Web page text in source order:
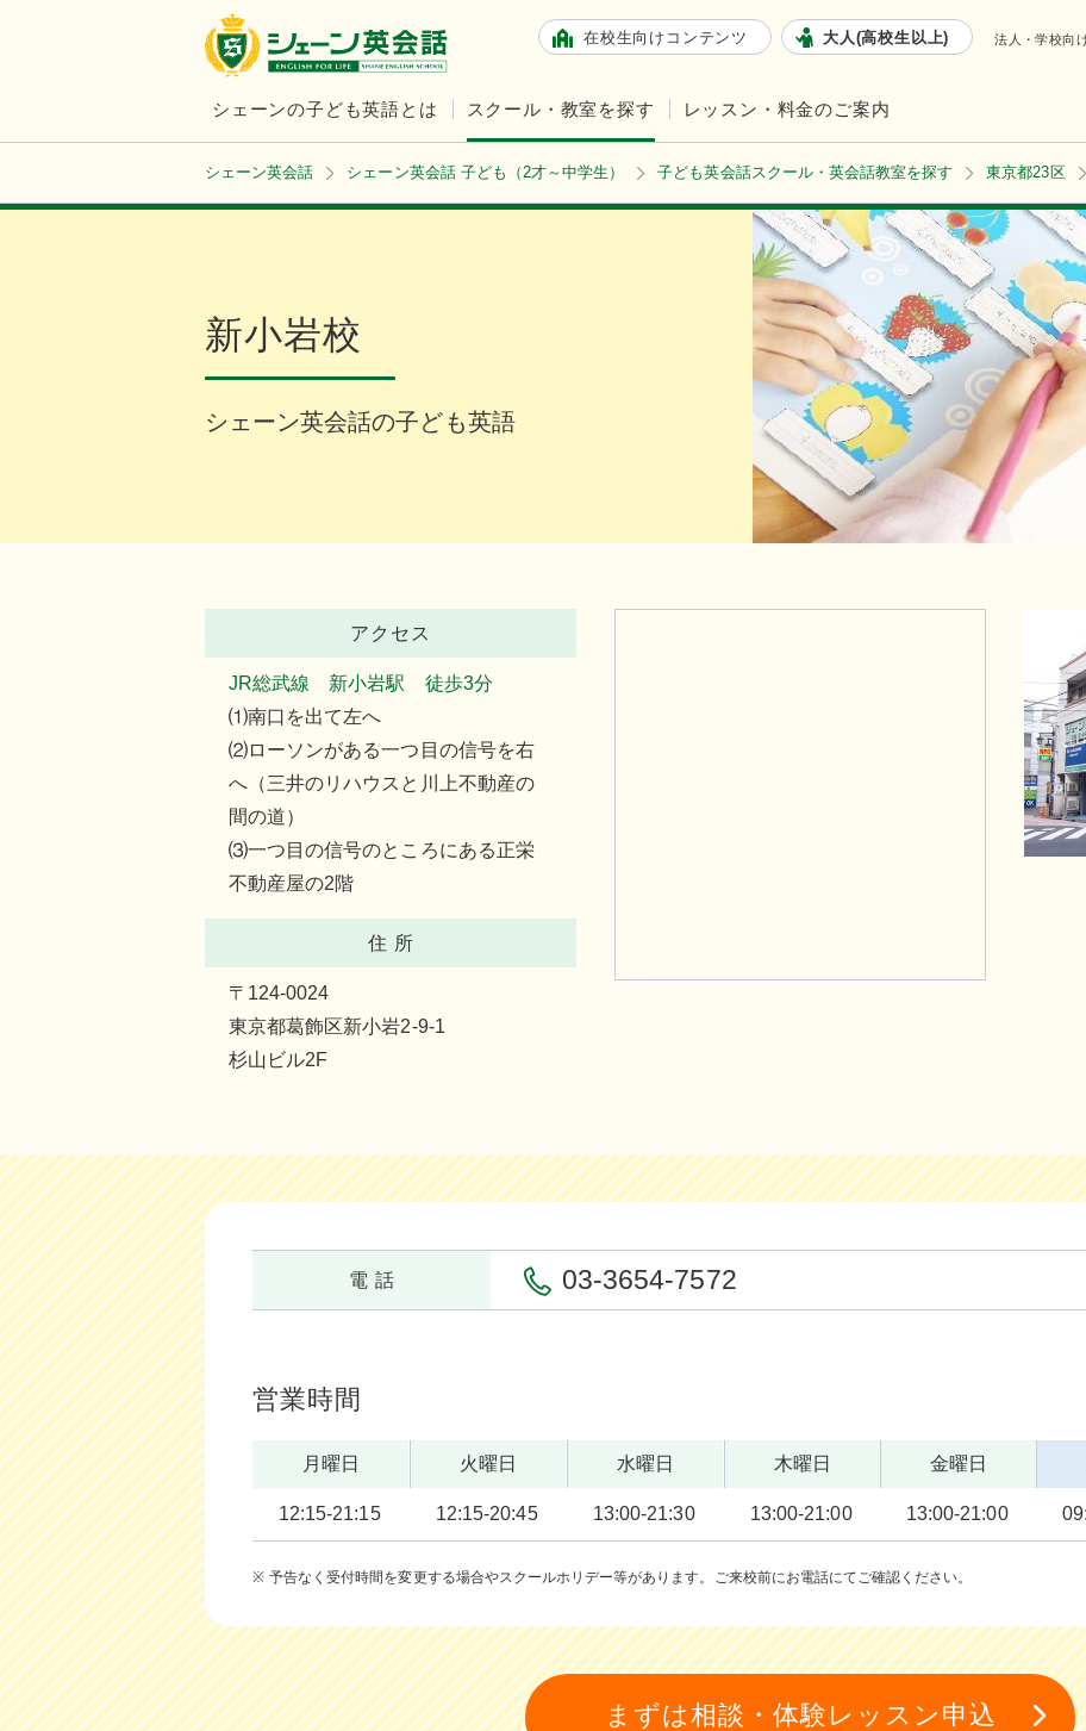
在校生向けコンテンツ 大人(高校生以上) 法人・学校向
シェーンの子ども英語とは スクール・教室を探す レッスン・料金のご案内
シェーン英会話 シェーン英会話 子ども（2才～中学生） 子ども英会話スクール・英会話教室を探す 東京都23区
シェーン英会話の子ども英語
新小岩校
アクセス
JR総武線 新小岩駅 徒歩3分
⑴南口を出て左へ
⑵ローソンがある一つ目の信号を右
へ（三井のリハウスと川上不動産の
間の道）
⑶一つ目の信号のところにある正栄
不動産屋の2階
住 所
〒124-0024
東京都葛飾区新小岩2-9-1
杉山ビル2F
電 話 03-3654-7572
営業時間
月曜日
12:15-21:15
火曜日
12:15-20:45
水曜日
13:00-21:30
木曜日
13:00-21:00
金曜日
13:00-21:00
予告なく受付時間を変更する場合やスクールホリデー等があります。ご来校前にお電話にてご確認ください。
まずは相談・体験レッスン申込